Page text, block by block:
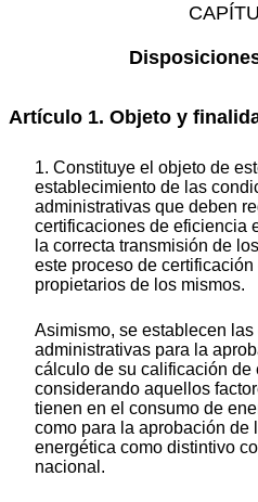
Artículo 1. Objeto y
1. Constituye el objeto de
establecimiento de las
administrativas que deben
certificaciones de eficiencia
la correcta transmisión de
este proceso de
propietarios de los mismos.
Asimismo, se establecen
administrativas para la
cálculo de su calificación de
considerando aquellos
tienen en el consumo de
como para la aprobación de
energética como distintivo
nacional.